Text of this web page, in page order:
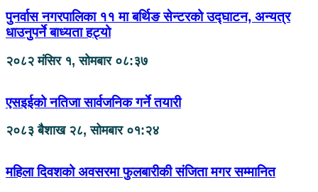
पुनर्वास नगरपालिका ११ मा बर्थिङ सेन्टरको उद्घाटन, अन्यत्र
धाउनुपर्ने बाध्यता हट्यो
२०८२ मंसिर १, सोमबार ०८:३७
एसइईको नतिजा सार्वजनिक गर्ने तयारी
२०८३ बैशाख २८, सोमबार ०१:२४
महिला दिवशको अवसरमा फुलबारीकी संजिता मगर सम्मानित